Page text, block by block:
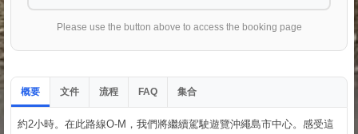
Please use the button above to access the booking page
概要 文件 流程 FAQ 集合
約2小時。在此路線O-M，我們將繼續駕駛遊覽沖繩島市中心。感受這